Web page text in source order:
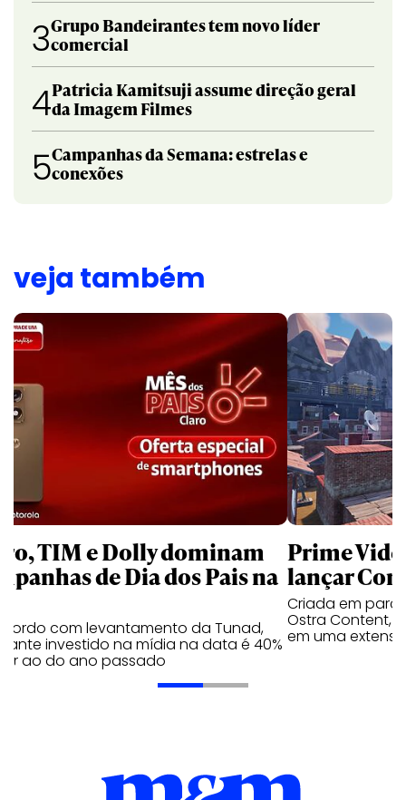
3Grupo Bandeirantes tem novo líder
comercial
4Patricia Kamitsuji assume direção geral
da Imagem Filmes
5Campanhas da Semana: estrelas e
conexões
veja também
TIM e Dolly dominam
de Dia dos Pais na
com levantamento da Tunad,
investido na mídia na data é 40%
ao do ano passado
Prime
lançar
Criada em
Ostra Content,
em uma